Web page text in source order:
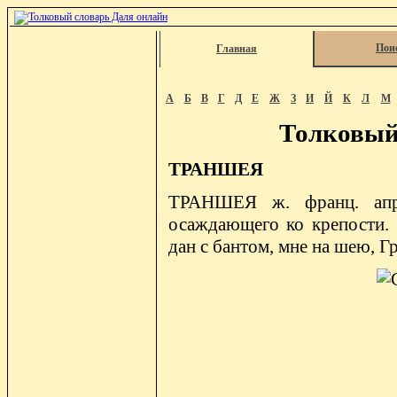
Главная
А Б В Г Д Е Ж З И Й К Л М
ТРАНШЕЯ
ТРАНШЕЯ ж. франц.
осаждающего ко крепости.
дан с бантом, мне на шею,